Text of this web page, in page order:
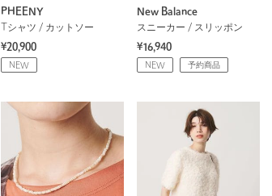
PHEENY
Tシャツ / カットソー
¥20,900
NEW
New Balance
スニーカー / スリッポン
¥16,940
NEW 予約商品